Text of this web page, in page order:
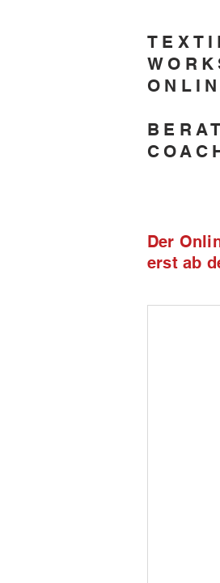
Der
erst ab